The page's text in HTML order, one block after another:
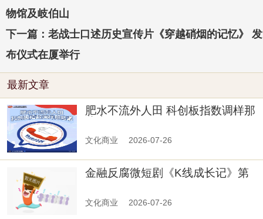
物馆及岐伯山
下一篇：老战士口述历史宣传片《穿越硝烟的记忆》 发
布仪式在厦举行
最新文章
肥水不流外人田 科创板指数调样那
文化商业 2026-07-26
金融反腐微短剧《K线成长记》第
文化商业 2026-07-26